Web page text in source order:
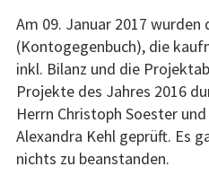
Am 09. Januar 2017 wurden
(Kontogegenbuch), die
inkl. Bilanz und die
Projekte des Jahres 2016
Herrn Christoph Soester
Alexandra Kehl geprüft. Es
nichts zu beanstanden.